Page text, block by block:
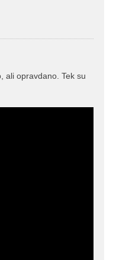
ali opravdano. Tek su